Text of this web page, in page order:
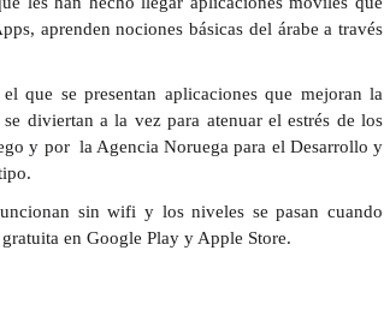
aprenden nociones básicas del árabe a través
que se presentan aplicaciones que mejoran la
diviertan a la vez para atenuar el estrés de los
y por la Agencia Noruega para el Desarrollo y
sin wifi y los niveles se pasan cuando
en Google Play y Apple Store.